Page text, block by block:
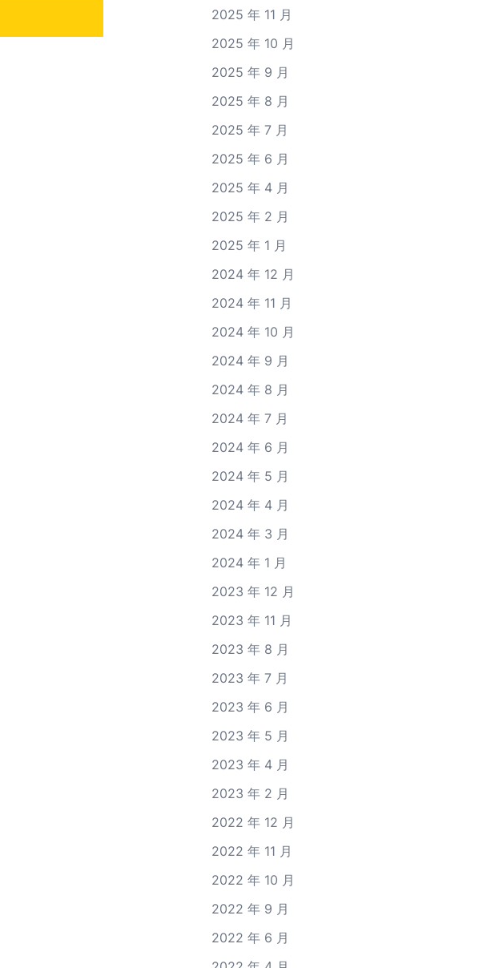
2025 年 11 月
2025 年 10 月
2025 年 9 月
2025 年 8 月
2025 年 7 月
2025 年 6 月
2025 年 4 月
2025 年 2 月
2025 年 1 月
2024 年 12 月
2024 年 11 月
2024 年 10 月
2024 年 9 月
2024 年 8 月
2024 年 7 月
2024 年 6 月
2024 年 5 月
2024 年 4 月
2024 年 3 月
2024 年 1 月
2023 年 12 月
2023 年 11 月
2023 年 8 月
2023 年 7 月
2023 年 6 月
2023 年 5 月
2023 年 4 月
2023 年 2 月
2022 年 12 月
2022 年 11 月
2022 年 10 月
2022 年 9 月
2022 年 6 月